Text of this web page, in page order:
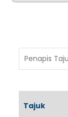
Tajuk